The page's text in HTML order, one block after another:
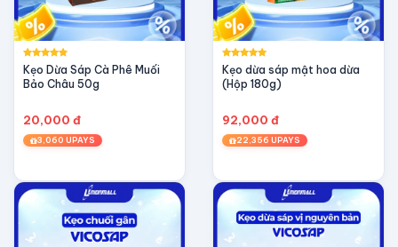
Kẹo Dừa Sáp Cà Phê Muối
Bảo Châu 50g
20,000 đ
3,060 UPAYS
Kẹo dừa sáp mật hoa dừa
(Hộp 180g)
92,000 đ
22,356 UPAYS